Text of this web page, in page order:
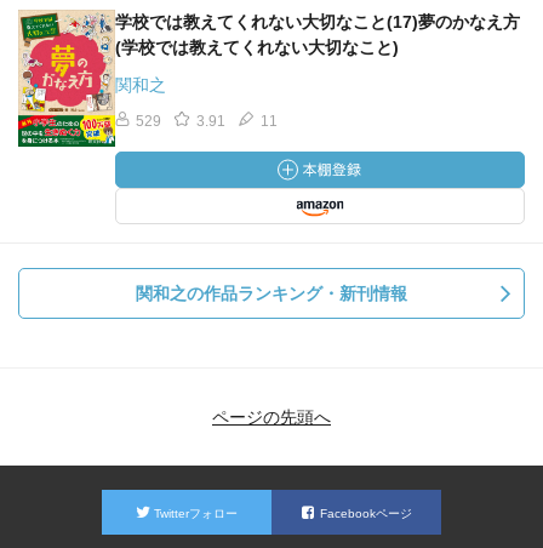
学校では教えてくれない大切なこと(17)夢のかなえ方
(学校では教えてくれない大切なこと)
関和之
529 3.91 11
関和之の作品ランキング・新刊情報
ページの先頭へ
Twitterフォロー Facebookページ